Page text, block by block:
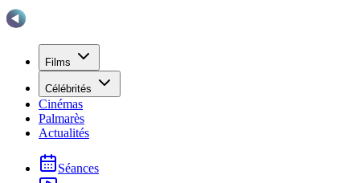
Films
Célébrités
Cinémas
Palmarès
Actualités
Séances